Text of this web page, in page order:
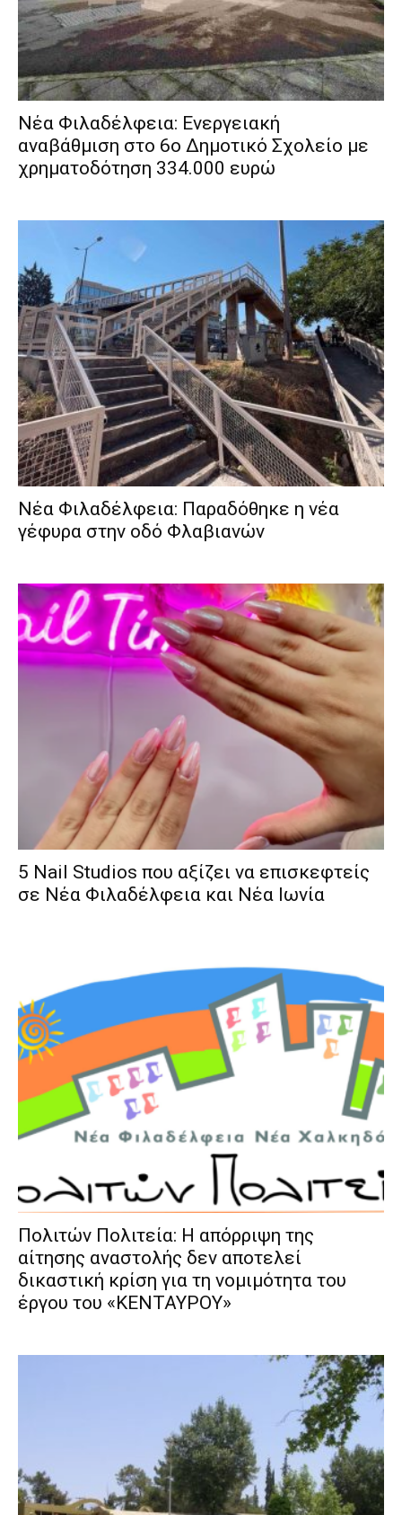
Νέα Φιλαδέλφεια: Ενεργειακή
αναβάθμιση στο 6ο Δημοτικό Σχολείο με
χρηματοδότηση 334.000 ευρώ
Νέα Φιλαδέλφεια: Παραδόθηκε η νέα
γέφυρα στην οδό Φλαβιανών
5 Nail Studios που αξίζει να επισκεφτείς
σε Νέα Φιλαδέλφεια και Νέα Ιωνία
Πολιτών Πολιτεία: Η απόρριψη της
αίτησης αναστολής δεν αποτελεί
δικαστική κρίση για τη νομιμότητα του
έργου του «ΚΕΝΤΑΥΡΟΥ»